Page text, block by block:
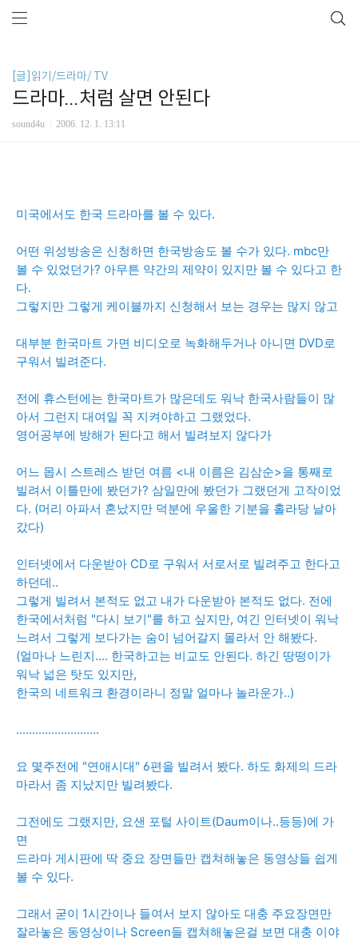
[글]읽기/드라마/ TV
드라마...처럼 살면 안된다
sound4u 2006. 12. 1. 13:11
미국에서도 한국 드라마를 볼 수 있다.
어떤 위성방송은 신청하면 한국방송도 볼 수가 있다. mbc만
볼 수 있었던가? 아무튼 약간의 제약이 있지만 볼 수 있다고 한
다.
그렇지만 그렇게 케이블까지 신청해서 보는 경우는 많지 않고
대부분 한국마트 가면 비디오로 녹화해두거나 아니면 DVD로
구워서 빌려준다.
전에 휴스턴에는 한국마트가 많은데도 워낙 한국사람들이 많
아서 그런지 대여일 꼭 지켜야하고 그랬었다.
영어공부에 방해가 된다고 해서 빌려보지 않다가
어느 몹시 스트레스 받던 여름 <내 이름은 김삼순>을 통째로
빌려서 이틀만에 봤던가? 삼일만에 봤던가 그랬던게 고작이었
다. (머리 아파서 혼났지만 덕분에 우울한 기분을 홀라당 날아
갔다)
인터넷에서 다운받아 CD로 구워서 서로서로 빌려주고 한다고
하던데..
그렇게 빌려서 본적도 없고 내가 다운받아 본적도 없다. 전에
한국에서처럼 "다시 보기"를 하고 싶지만, 여긴 인터넷이 워낙
느려서 그렇게 보다가는 숨이 넘어갈지 몰라서 안 해봤다.
(얼마나 느린지.... 한국하고는 비교도 안된다. 하긴 땅떵이가
워낙 넓은 탓도 있지만,
한국의 네트워크 환경이라니 정말 얼마나 놀라운가..)
..........................
요 몇주전에 "연애시대" 6편을 빌려서 봤다. 하도 화제의 드라
마라서 좀 지났지만 빌려봤다.
그전에도 그랬지만, 요샌 포털 사이트(Daum이나..등등)에 가
면
드라마 게시판에 딱 중요 장면들만 캡쳐해놓은 동영상들 쉽게
볼 수 있다.
그래서 굳이 1시간이나 들여서 보지 않아도 대충 주요장면만
잘라놓은 동영상이나 Screen들 캡쳐해놓은걸 보면 대충 이야